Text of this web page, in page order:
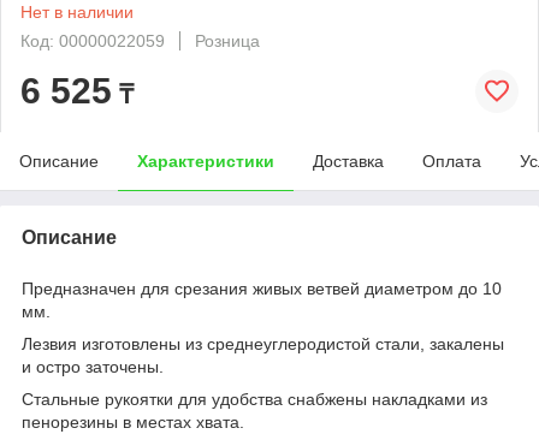
Нет в наличии
Код: 00000022059
Розница
6 525 ₸
Описание Характеристики Доставка Оплата
Описание
Предназначен для срезания живых ветвей диаметром до 10
мм.
Лезвия изготовлены из среднеуглеродистой стали, закалены
и остро заточены.
Стальные рукоятки для удобства снабжены накладками из
пенорезины в местах хвата.